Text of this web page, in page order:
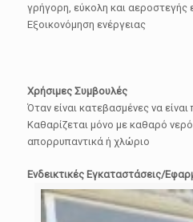
γρήγορη, εύκολη και αεροστεγής
Εξοικονόμηση ενέργειας
Χρήσιμες Συμβουλές
Όταν είναι κατεβασμένες να
Καθαρίζεται μόνο με καθαρό
απορρυπαντικά ή χλώριο
Ενδεικτικές Εγκαταστάσεις/